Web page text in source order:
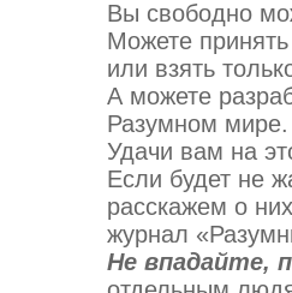
Вы свободно
Можете
или взять
А можете
Разумном мире.
Удачи вам на
Если будет не
расскажем о
журнал
Не впадайте,